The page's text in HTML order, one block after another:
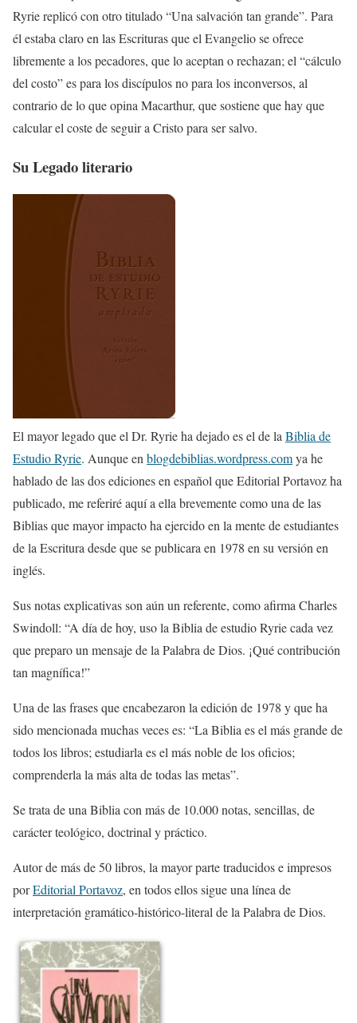
Ryrie replicó con otro titulado “Una salvación tan grande”. Para
él estaba claro en las Escrituras que el Evangelio se ofrece
libremente a los pecadores, que lo aceptan o rechazan; el “cálculo
del costo” es para los discípulos no para los inconversos, al
contrario de lo que opina Macarthur, que sostiene que hay que
calcular el coste de seguir a Cristo para ser salvo.
Su Legado literario
El mayor legado que el Dr. Ryrie ha dejado es el de laBiblia de
Estudio Ryrie. Aunque enblogdebiblias.wordpress.comya he
hablado de las dos ediciones en español que Editorial Portavoz ha
publicado, me referiré aquí a ella brevemente como una de las
Biblias que mayor impacto ha ejercido en la mente de estudiantes
de la Escritura desde que se publicara en 1978 en su versión en
inglés.
Sus notas explicativas son aún un referente, como afirma Charles
Swindoll: “A día de hoy, uso la Biblia de estudio Ryrie cada vez
que preparo un mensaje de la Palabra de Dios. ¡Qué contribución
tan magnífica!”
Una de las frases que encabezaron la edición de 1978 y que ha
sido mencionada muchas veces es: “La Biblia es el más grande de
todos los libros; estudiarla es el más noble de los oficios;
comprenderla la más alta de todas las metas”.
Se trata de una Biblia con más de 10.000 notas, sencillas, de
carácter teológico, doctrinal y práctico.
Autor de más de 50 libros, la mayor parte traducidos e impresos
porEditorial Portavoz, en todos ellos sigue una línea de
interpretación gramático-histórico-literal de la Palabra de Dios.